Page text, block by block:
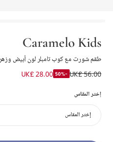
Caramelo Kids
طقم شورت مع كوب تامبلر لون أبيض
UK£ 56.00
-50%
UK£ 28.00
إختر المقاس
إختر المقاس